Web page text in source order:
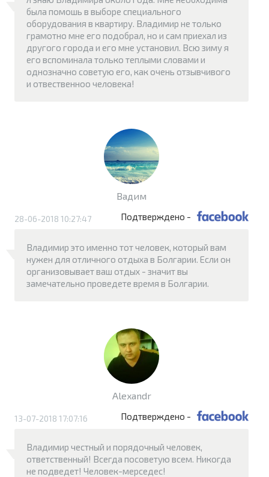
была помошь в выборе специального
оборудования в квартиру. Владимир не только
грамотно мне его подобрал, но и сам приехал из
другого города и его мне установил. Всю зиму я
его вспоминала только теплыми словами и
однозначно советую его, как очень отзывчивого
и отвественноо человека!
Вадим
Подтверждено -
28-06-2018 10:27:47
Владимир это именно тот человек, который вам
нужен для отличного отдыха в Болгарии. Если он
организовывает ваш отдых - значит вы
замечательно проведете время в Болгарии.
Alexandr
Подтверждено -
13-07-2018 17:07:16
Владимир честный и порядочный человек,
ответственный! Всегда посоветую всем. Никогда
не подведет! Человек-мерседес!